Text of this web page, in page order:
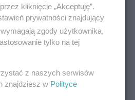
chwilę
Tragiczny
kliknięcie „Akceptuję”.
prywatności znajdujący
zgody użytkownika,
tylko na tej
z naszych serwisów
znajdziesz w Polityce